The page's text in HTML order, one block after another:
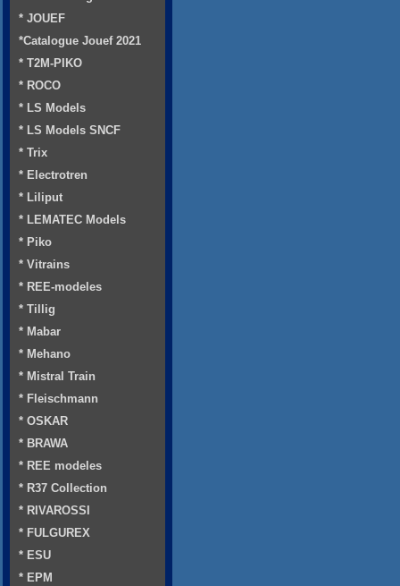
* JOUEF
*Catalogue Jouef 2021
* T2M-PIKO
* ROCO
* LS Models
* LS Models SNCF
* Trix
* Electrotren
* Liliput
* LEMATEC Models
* Piko
* Vitrains
* REE-modeles
* Tillig
* Mabar
* Mehano
* Mistral Train
* Fleischmann
* OSKAR
* BRAWA
* REE modeles
* R37 Collection
* RIVAROSSI
* FULGUREX
* ESU
* EPM